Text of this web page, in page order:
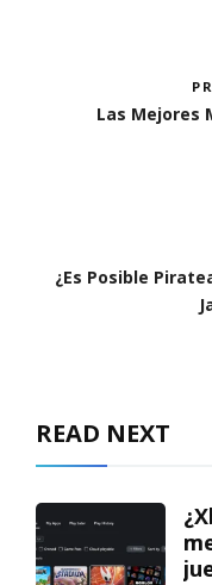
Las Mejores
¿Es Posible
READ NEXT